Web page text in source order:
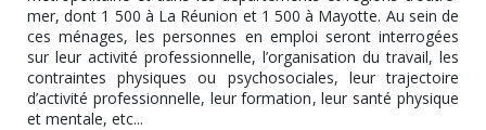
mer, dont 1 500 à La Réunion et 1 500 à Mayotte. Au sein de
ces ménages, les personnes en emploi seront interrogées
sur leur activité professionnelle, l’organisation du travail, les
contraintes physiques ou psychosociales, leur trajectoire
d’activité professionnelle, leur formation, leur santé physique
et mentale, etc...